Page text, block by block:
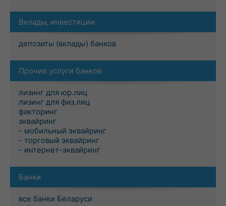
Вклады, инвестиции
депозиты (вклады) банков
Прочие услуги банков
лизинг для юр.лиц
лизинг для физ.лиц
факторинг
эквайринг
- мобильный эквайринг
- торговый эквайринг
- интернет-эквайринг
Банки
все банки Беларуси